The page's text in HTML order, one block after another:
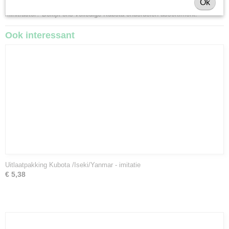
Heeft u nog andere onderdelen nodig voor uw Kubota GB of Kubota Aste
minitractor? Bekijk ons volledigeKubota onderdelen assortiment.
Ook interessant
Uitlaatpakking Kubota /Iseki/Yanmar - imitatie
€ 5,38
Ok